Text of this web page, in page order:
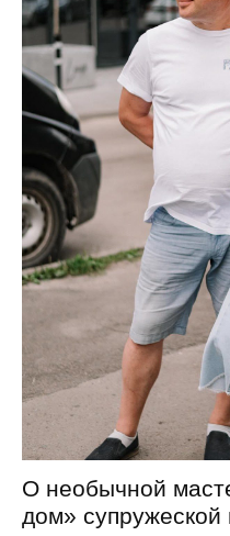
О необычной
дом»